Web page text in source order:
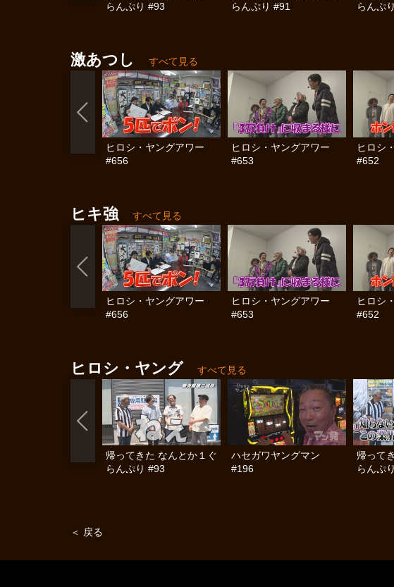
らんぷり #93
らんぷり #91
らんぷ
激あつし すべて見る
ヒロシ・ヤングアワー
#656
ヒロシ・ヤングアワー
#653
ヒロシ
#652
ヒキ強 すべて見る
ヒロシ・ヤングアワー
#656
ヒロシ・ヤングアワー
#653
ヒロシ
#652
ヒロシ・ヤング すべて見る
帰ってきた なんとか１ぐ
らんぷり #93
ハセガワヤングマン
#196
帰って
らんぷ
＜ 戻る